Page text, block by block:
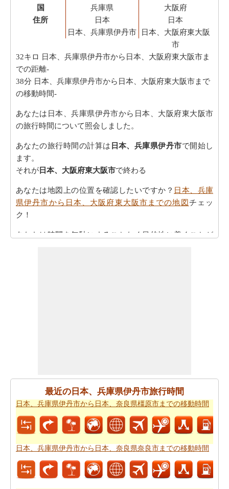
国
住所
兵庫県
日本
日本、兵庫県伊丹市
大阪府
日本
日本、大阪府東大阪
市
32キロ 日本、兵庫県伊丹市から日本、大阪府東大阪市ま
での距離-
38分 日本、兵庫県伊丹市から日本、大阪府東大阪市まで
の移動時間-
あなたは日本、兵庫県伊丹市から日本、大阪府東大阪市
の旅行時間について照会しました。
あなたの旅行時間の計算は 日本、兵庫県伊丹市で開始し
ます。
それが 日本、大阪府東大阪市で終わる
あなたは地図上の位置を確認したいですか？ 日本、兵庫
県伊丹市から日本、大阪府東大阪市までの地図チェッ
ク！
あなたは時間を無駄にすることなく目的地に着くことが
日本、兵庫県伊丹市から日本、大阪府東大阪市までの旅
する方法については、旅行の要約を取得します。
はできません。あなたは飛行機で行く方が良いかもしれ
ません。日本、兵庫県伊丹市から日本、大阪府東大阪市
までの飛行時間をもらいます。
新しい場所に行くの後、あなたの目的地へのルートを知
ることが重要です。場合はルートを認識していません、
最近の日本、兵庫県伊丹市旅行時間
日本、兵庫県伊丹市から日本、奈良県橿原市までの移動時間
日本、兵庫県伊丹市から日本、奈良県奈良市までの移動時間